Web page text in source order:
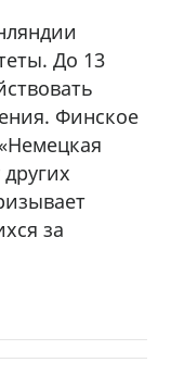
До 13
Финское
за